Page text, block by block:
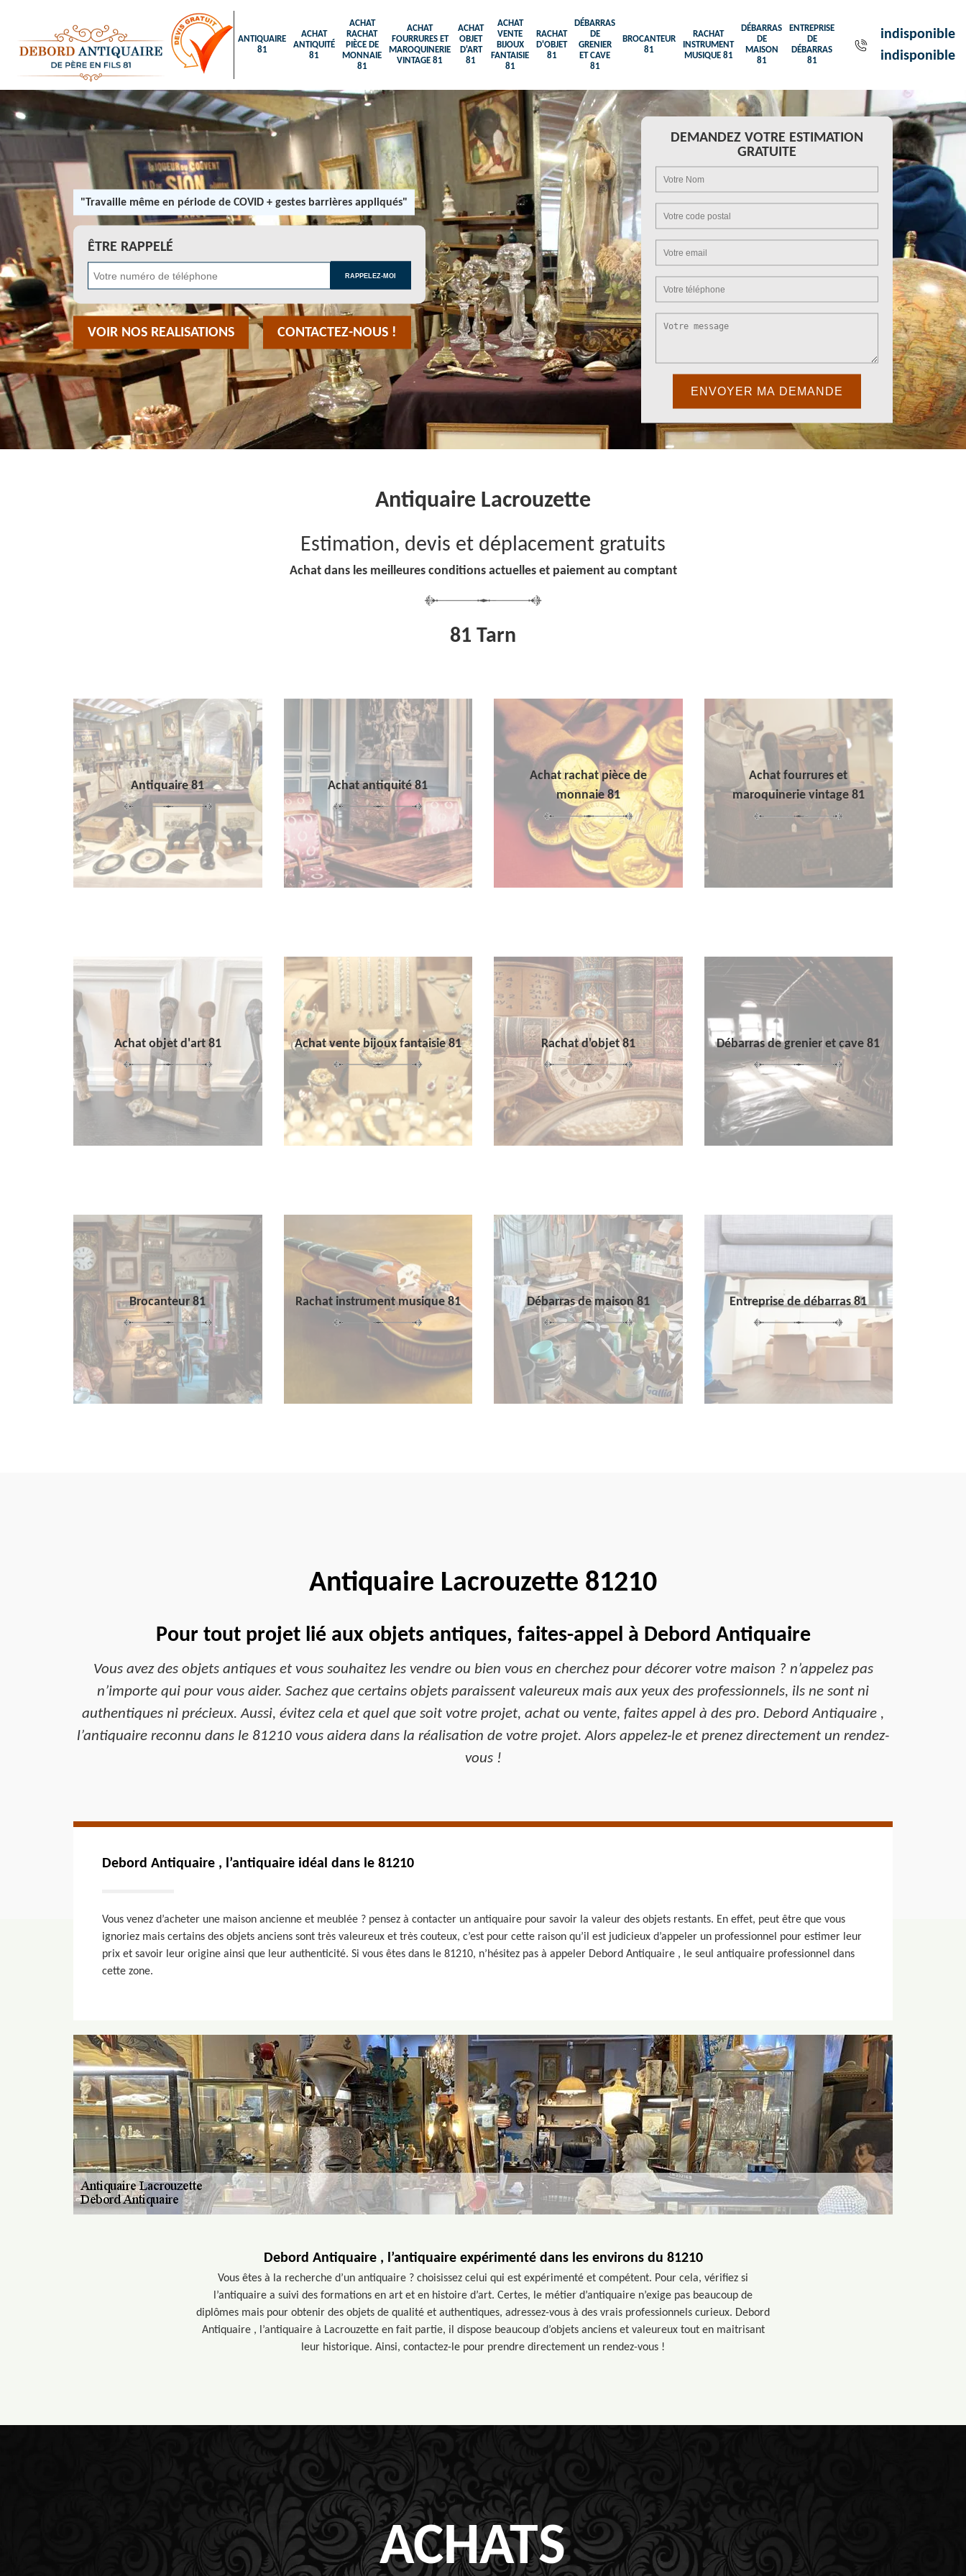
ANTIQUAIRE
81
ACHAT
ANTIQUITÉ
81
ACHAT
RACHAT
PIÈCE DE
MONNAIE
81
ACHAT
FOURRURES ET
MAROQUINERIE
VINTAGE 81
ACHAT
OBJET
D'ART
81
ACHAT
VENTE
BIJOUX
FANTAISIE
81
RACHAT
D'OBJET
81
DÉBARRAS
DE
GRENIER
ET CAVE
81
BROCANTEUR
81
RACHAT
INSTRUMENT
MUSIQUE 81
DÉBARRAS
DE
MAISON
81
ENTREPRISE
DE
DÉBARRAS
81
indisponible
indisponible
"Travaille même en période de COVID + gestes barrières appliqués"
ÊTRE RAPPELÉ
VOIR NOS REALISATIONS CONTACTEZ-NOUS !
DEMANDEZ VOTRE ESTIMATION
GRATUITE
Antiquaire Lacrouzette
Estimation, devis et déplacement gratuits
Achat dans les meilleures conditions actuelles et paiement au comptant
81 Tarn
Antiquaire 81 Achat antiquité 81
Achat rachat pièce de
monnaie 81
Achat fourrures et
maroquinerie vintage 81
Achat objet d'art 81 Achat vente bijoux fantaisie 81 Rachat d'objet 81 Débarras de grenier et cave 81
Brocanteur 81 Rachat instrument musique 81 Débarras de maison 81 Entreprise de débarras 81
Antiquaire Lacrouzette 81210
Pour tout projet lié aux objets antiques, faites-appel à Debord Antiquaire
Vous avez des objets antiques et vous souhaitez les vendre ou bien vous en cherchez pour décorer votre maison ? n’appelez pas
n’importe qui pour vous aider. Sachez que certains objets paraissent valeureux mais aux yeux des professionnels, ils ne sont ni
authentiques ni précieux. Aussi, évitez cela et quel que soit votre projet, achat ou vente, faites appel à des pro. Debord Antiquaire ,
l’antiquaire reconnu dans le 81210 vous aidera dans la réalisation de votre projet. Alors appelez-le et prenez directement un rendez-
vous !
Debord Antiquaire , l’antiquaire idéal dans le 81210
Vous venez d’acheter une maison ancienne et meublée ? pensez à contacter un antiquaire pour savoir la valeur des objets restants. En effet, peut être que vous
ignoriez mais certains des objets anciens sont très valeureux et très couteux, c’est pour cette raison qu’il est judicieux d’appeler un professionnel pour estimer leur
prix et savoir leur origine ainsi que leur authenticité. Si vous êtes dans le 81210, n’hésitez pas à appeler Debord Antiquaire , le seul antiquaire professionnel dans
cette zone.
Debord Antiquaire , l’antiquaire expérimenté dans les environs du 81210
Vous êtes à la recherche d’un antiquaire ? choisissez celui qui est expérimenté et compétent. Pour cela, vérifiez si
l’antiquaire a suivi des formations en art et en histoire d’art. Certes, le métier d’antiquaire n’exige pas beaucoup de
diplômes mais pour obtenir des objets de qualité et authentiques, adressez-vous à des vrais professionnels curieux. Debord
Antiquaire , l’antiquaire à Lacrouzette en fait partie, il dispose beaucoup d’objets anciens et valeureux tout en maitrisant
leur historique. Ainsi, contactez-le pour prendre directement un rendez-vous !
ACHATS